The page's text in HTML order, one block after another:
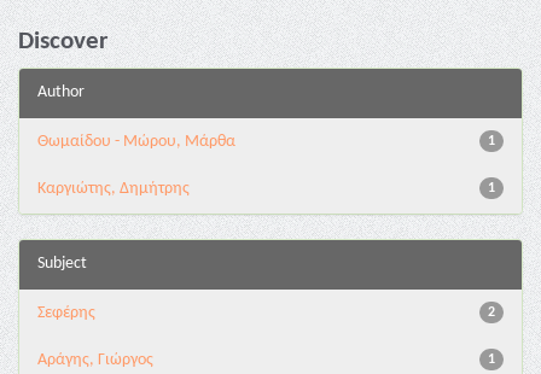
Discover
Author
1
Θωμαίδου - Μώρου, Μάρθα
1
Καργιώτης, Δημήτρης
Subject
2
Σεφέρης
1
Αράγης, Γιώργος